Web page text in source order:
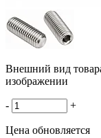
Внешний вид
изображении
- +
Цена обновляется